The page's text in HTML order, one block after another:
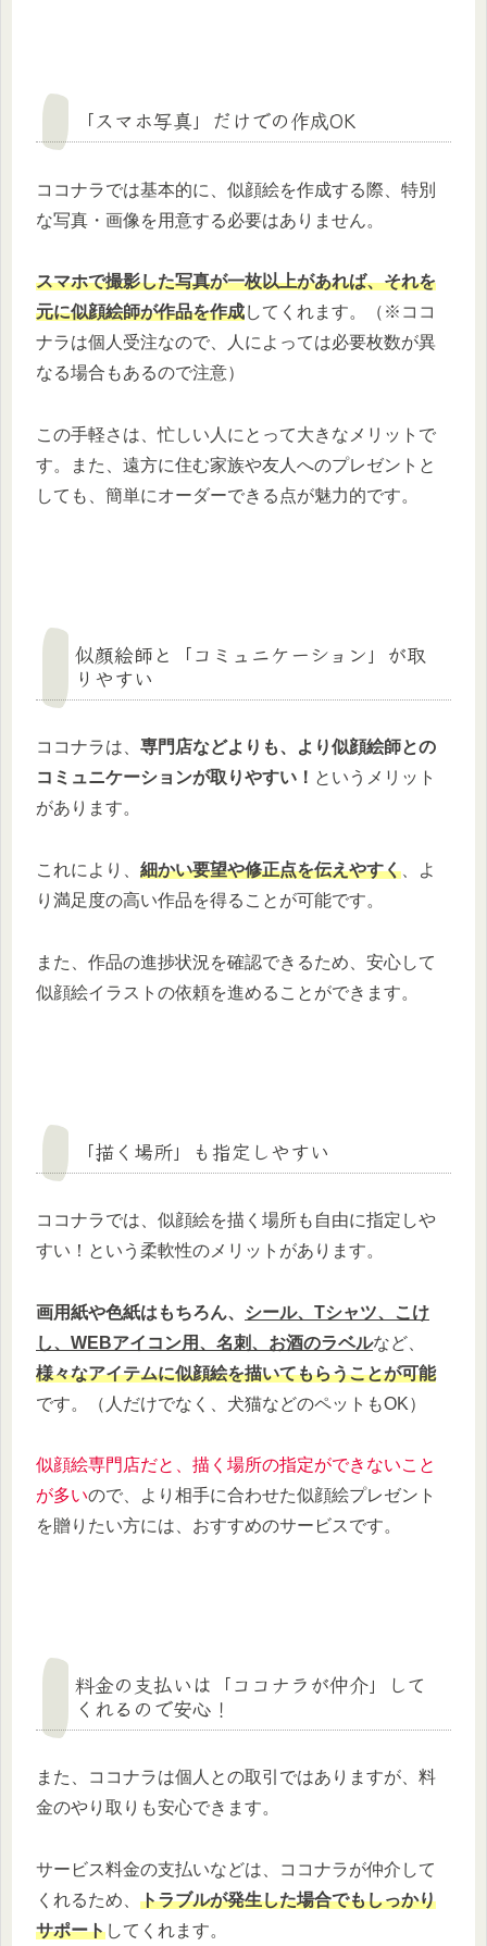
「スマホ写真」だけでの作成OK
ココナラでは基本的に、似顔絵を作成する際、特別
な写真・画像を用意する必要はありません。
スマホで撮影した写真が一枚以上があれば、それを
元に似顔絵師が作品を作成してくれます。（※ココ
ナラは個人受注なので、人によっては必要枚数が異
なる場合もあるので注意）
この手軽さは、忙しい人にとって大きなメリットで
す。また、遠方に住む家族や友人へのプレゼントと
しても、簡単にオーダーできる点が魅力的です。
似顔絵師と「コミュニケーション」が取
りやすい
ココナラは、 専門店などよりも、より似顔絵師との
コミュニケーションが取りやすい！ というメリット
があります。
これにより、 細かい要望や修正点を伝えやすく 、よ
り満足度の高い作品を得ることが可能です。
また、作品の進捗状況を確認できるため、安心して
似顔絵イラストの依頼を進めることができます。
「描く場所」も指定しやすい
ココナラでは、似顔絵を描く場所も自由に指定しや
すい！という柔軟性のメリットがあります。
画用紙や色紙はもちろん、 シール、Tシャツ、こけ
し、WEBアイコン用、名刺、お酒のラベルなど、
様々なアイテムに似顔絵を描いてもらうことが可能
です。（人だけでなく、犬猫などのペットもOK）
似顔絵専門店だと、描く場所の指定ができないこと
が多いので、より相手に合わせた似顔絵プレゼント
を贈りたい方には、おすすめのサービスです。
料金の支払いは「ココナラが仲介」して
くれるので安心！
また、ココナラは個人との取引ではありますが、料
金のやり取りも安心できます。
サービス料金の支払いなどは、ココナラが仲介して
くれるため、 トラブルが発生した場合でもしっかり
サポートしてくれます。